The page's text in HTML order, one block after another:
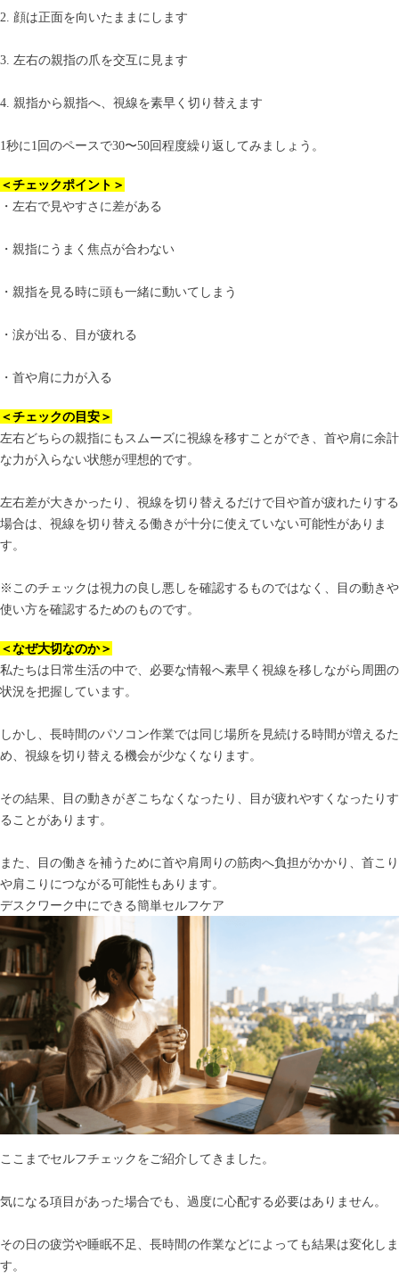
2. 顔は正面を向いたままにします
3. 左右の親指の爪を交互に見ます
4. 親指から親指へ、視線を素早く切り替えます
1秒に1回のペースで30〜50回程度繰り返してみましょう。
＜チェックポイント＞
・左右で見やすさに差がある
・親指にうまく焦点が合わない
・親指を見る時に頭も一緒に動いてしまう
・涙が出る、目が疲れる
・首や肩に力が入る
＜チェックの目安＞
左右どちらの親指にもスムーズに視線を移すことができ、首や肩に余計
な力が入らない状態が理想的です。
左右差が大きかったり、視線を切り替えるだけで目や首が疲れたりする
場合は、視線を切り替える働きが十分に使えていない可能性がありま
す。
※このチェックは視力の良し悪しを確認するものではなく、目の動きや
使い方を確認するためのものです。
＜なぜ大切なのか＞
私たちは日常生活の中で、必要な情報へ素早く視線を移しながら周囲の
状況を把握しています。
しかし、長時間のパソコン作業では同じ場所を見続ける時間が増えるた
め、視線を切り替える機会が少なくなります。
その結果、目の動きがぎこちなくなったり、目が疲れやすくなったりす
ることがあります。
また、目の働きを補うために首や肩周りの筋肉へ負担がかかり、首こり
や肩こりにつながる可能性もあります。
デスクワーク中にできる簡単セルフケア
ここまでセルフチェックをご紹介してきました。
気になる項目があった場合でも、過度に心配する必要はありません。
その日の疲労や睡眠不足、長時間の作業などによっても結果は変化しま
す。